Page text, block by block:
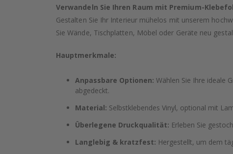
Verwandeln Sie Ihren Raum mit Premium-
Gestalten Sie Ihr Interieur mühelos mit unserem
Sie Wände, Tischplatten, Möbel oder Geräte neu
Hauptmerkmale:
Anpassbare Optionen: Wählen Sie Ihre ideale
abgedeckt.
Material: Selbstklebendes Vinyl, optional mit
Überlegene Druckqualität: Erleben Sie
Langlebig & kratzfest: Hergestellt, um dem